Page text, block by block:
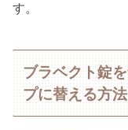
す。
ブラベクト錠
プに替える方